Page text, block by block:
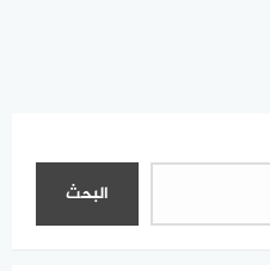
البحث